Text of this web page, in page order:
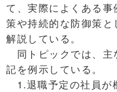
て、実際によくある
策や持続的な防御策
解説している。
同トピックでは、主
記を例示している。
1.退職予定の社員が